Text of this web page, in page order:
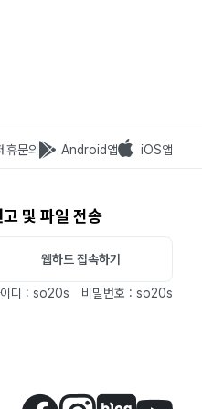
휴문의 Android앱 iOS앱
고 및 파일 전송
웹하드 접속하기
이디 : so20s 비밀번호 : so20s